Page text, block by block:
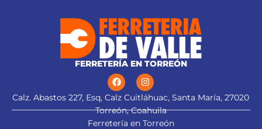
FERRETERÍA EN TORREÓN
Calz. Abastos 227, Esq, Calz Cuitláhuac, Santa María, 27020
Torreón, Coahuila
Ferretería en Torreón